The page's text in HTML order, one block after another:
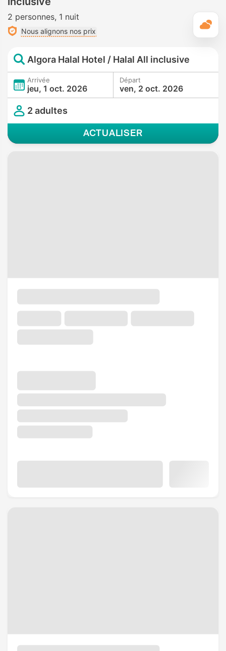
à vis
Bain à remous/jacuzzi
• Dans certaines chambres • Absence
complète de vis à vis
Toilettes avec bidet à buse
2 personnes 1 nuit
Nous alignons nos prix
Algora Halal Hotel / Halal All inclusive
Arrivée
jeu, 1 oct. 2026
Départ
ven, 2 oct. 2026
2 adultes
ACTUALISER